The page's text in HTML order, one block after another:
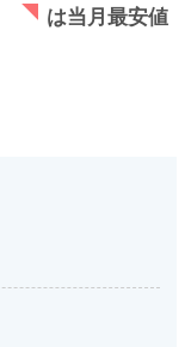
は当月最安値